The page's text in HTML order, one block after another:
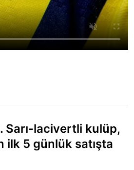
Sarı-lacivertli kulüp,
ilk 5 günlük satışta